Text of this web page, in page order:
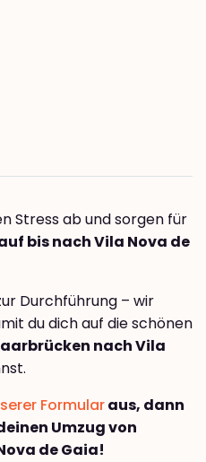
Stress ab und sorgen für
bis nach Vila Nova de
Durchführung – wir
du dich auf die schönen
nach Vila
Formularaus, dann
Umzug von
de Gaia!